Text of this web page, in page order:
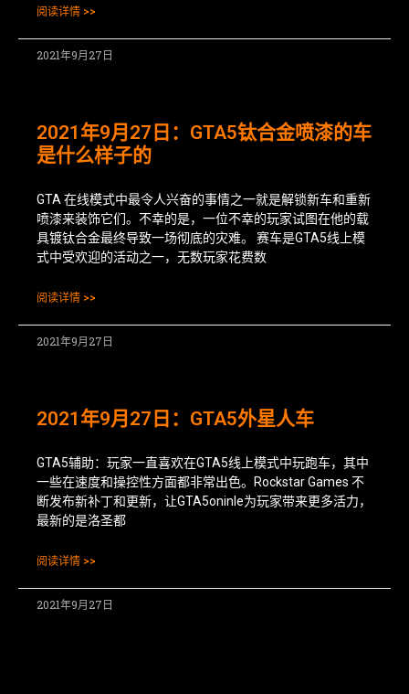
阅读详情 >>
2021年9月27日
2021年9月27日：GTA5钛合金喷漆的车
是什么样子的
GTA 在线模式中最令人兴奋的事情之一就是解锁新车和重新
喷漆来装饰它们。不幸的是，一位不幸的玩家试图在他的载
具镀钛合金最终导致一场彻底的灾难。 赛车是GTA5线上模
式中受欢迎的活动之一，无数玩家花费数
阅读详情 >>
2021年9月27日
2021年9月27日：GTA5外星人车
GTA5辅助：玩家一直喜欢在GTA5线上模式中玩跑车，其中
一些在速度和操控性方面都非常出色。Rockstar Games 不
断发布新补丁和更新，让GTA5oninle为玩家带来更多活力，
最新的是洛圣都
阅读详情 >>
2021年9月27日